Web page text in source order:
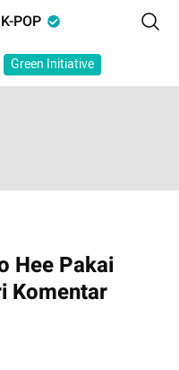
POP
Green Initiative
Hee Pakai
Komentar